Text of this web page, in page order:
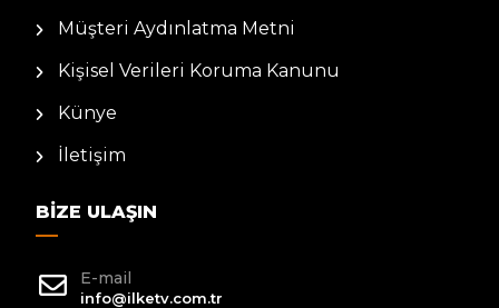
Müşteri Aydınlatma Metni
Kişisel Verileri Koruma Kanunu
Künye
İletişim
BIZE ULAŞIN
E-mail
info@ilketv.com.tr